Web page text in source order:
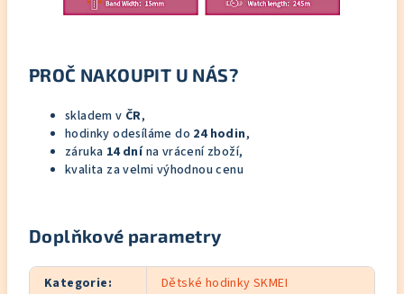
PROČ NAKOUPIT U NÁS?
skladem v ČR,
hodinky odesíláme do 24 hodin,
záruka 14 dnína vrácení zboží,
kvalita za velmi výhodnou cenu
Doplňkové parametry
Kategorie: Dětské hodinky SKMEI